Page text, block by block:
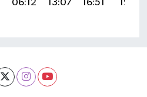
06:12 13:07 16:51 19:52